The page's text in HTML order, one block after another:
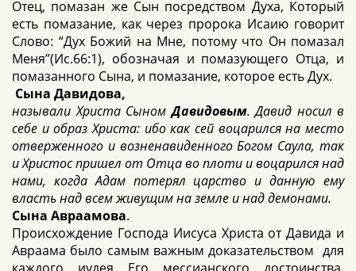
Отец, помазан же Сын посредством Духа, Который
есть помазание, как через пророка Исаию говорит
Слово: “Дух Божий на Мне, потому что Он помазал
Меня”(Ис.66:1), обозначая и помазующего Отца, и
помазанного Сына, и помазание, которое есть Дух.
Сына Давидова,
называли Христа СыномДавидовым. Давид носил в
себе и образ Христа: ибо как сей воцарился на место
отверженного и возненавиденного Богом Саула, так
и Христос пришел от Отца во плоти и воцарился над
нами, когда Адам потерял царство и данную ему
власть над всем живущим на земле и над демонами.
Сына Авраамова.
Происхождение Господа Иисуса Христа от Давида и
Авраама было самым важным доказательством для